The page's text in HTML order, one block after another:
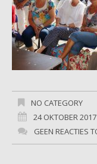
NO CATEGORY
24 OKTOBER 2017
GEEN REACTIES